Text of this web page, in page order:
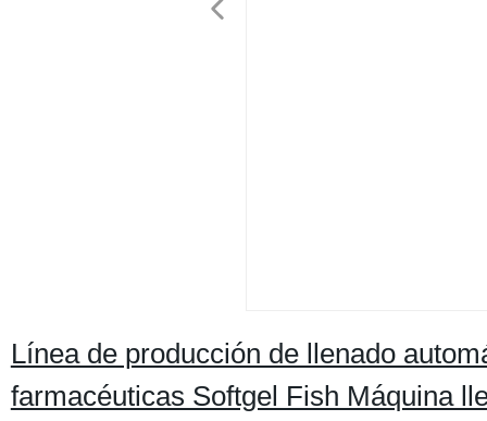
Línea de producción de llenado
farmacéuticas Softgel Fish Máquina